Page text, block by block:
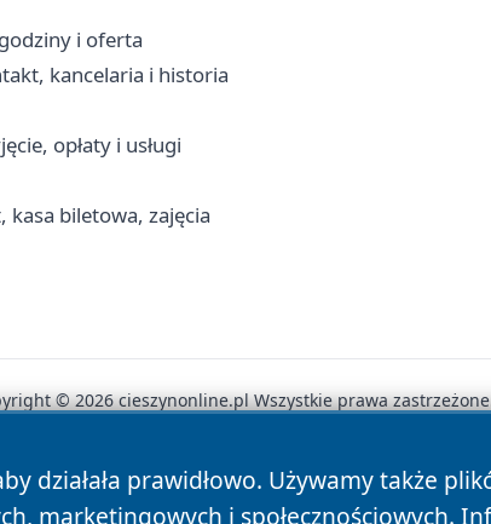
i oferta
kancelaria i historia
opłaty i usługi
biletowa, zajęcia
działała prawidłowo. Używamy także
marketingowych i społecznościowych.
© 2026 cieszynonline.pl Wszystkie prawa
Autorzy Polityka Prywatności Polityka